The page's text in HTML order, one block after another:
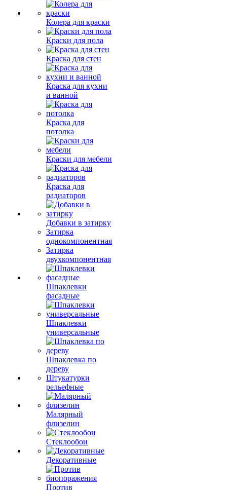
Колера для краски
Краски для пола
Краска для стен
Краска для кухни
и ванной
Краска для
потолка
Краски для мебели
Краска для
радиаторов
Добавки в затирку
Затирка
однокомпонентная
Затирка
двухкомпонентная
Шпаклевки
фасадные
Шпаклевки
универсальные
Шпаклевка по
дереву
Штукатурки
рельефные
Малярный
флизелин
Стеклообои
Декоративные
Против